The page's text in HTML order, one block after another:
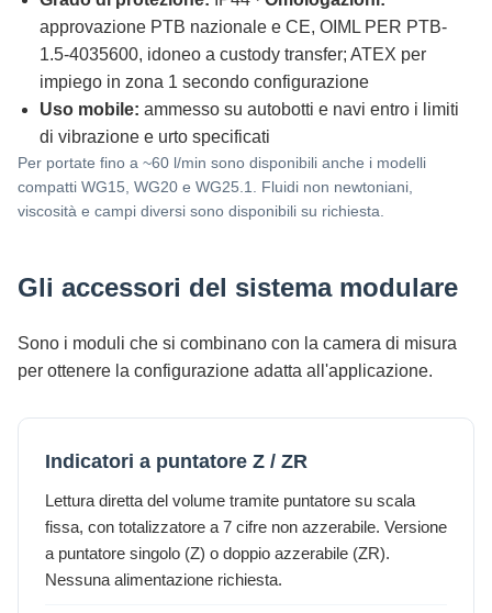
approvazione PTB nazionale e CE, OIML PER PTB-
1.5-4035600, idoneo a custody transfer; ATEX per
impiego in zona 1 secondo configurazione
Uso mobile: ammesso su autobotti e navi entro i limiti
di vibrazione e urto specificati
Per portate fino a ~60 l/min sono disponibili anche i modelli
compatti WG15, WG20 e WG25.1. Fluidi non newtoniani,
viscosità e campi diversi sono disponibili su richiesta.
Gli accessori del sistema modulare
Sono i moduli che si combinano con la camera di misura
per ottenere la configurazione adatta all'applicazione.
Indicatori a puntatore Z / ZR
Lettura diretta del volume tramite puntatore su scala
fissa, con totalizzatore a 7 cifre non azzerabile. Versione
a puntatore singolo (Z) o doppio azzerabile (ZR).
Nessuna alimentazione richiesta.